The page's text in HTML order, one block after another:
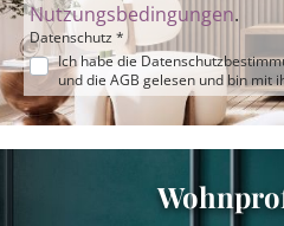
Nutzungsbedingungen.
Datenschutz *
Ich habe die
und die AGB gelesen und bin mit